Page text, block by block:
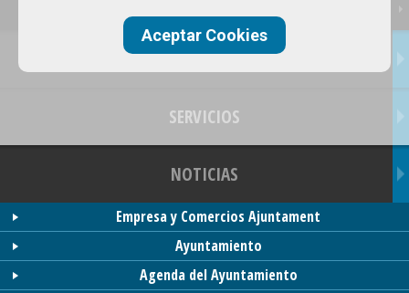
OFERTAS
SERVICIOS
NOTICIAS
Empresa y Comercios Ajuntament
Ayuntamiento
Agenda del Ayuntamiento
Aceptar Cookies